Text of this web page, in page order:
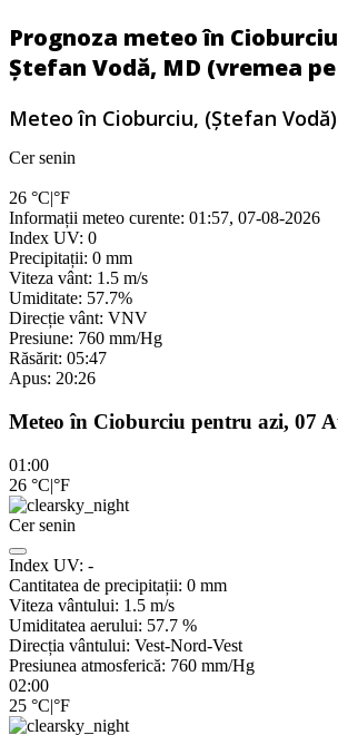
Prognoza meteo în
Ștefan Vodă, MD (vremea
Meteo în Cioburciu, (Ștefan
Cer senin
26 °C|°F
Informații meteo curente: 01:57, 07-08-2026
Index UV: 0
Precipitații: 0 mm
Viteza vânt: 1.5 m/s
Umiditate: 57.7%
Direcție vânt: VNV
Presiune: 760 mm/Hg
Răsărit: 05:47
Apus: 20:26
Meteo în Cioburciu pentru azi, 07
01:00
26 °C|°F
Cer senin
Index UV: -
Cantitatea de precipitații: 0 mm
Viteza vântului: 1.5 m/s
Umiditatea aerului: 57.7 %
Direcția vântului: Vest-Nord-Vest
Presiunea atmosferică: 760 mm/Hg
02:00
25 °C|°F